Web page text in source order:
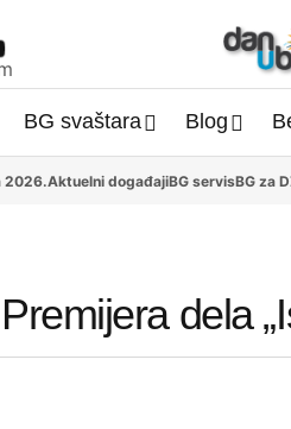
BG svaštara Blog
2026.Aktuelni događajiBG servisBG za
dela